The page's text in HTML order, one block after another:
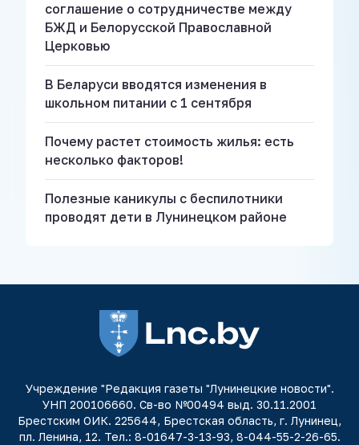
соглашение о сотрудничестве между
БЖД и Белорусской Православной
Церковью
В Беларуси вводятся изменения в
школьном питании с 1 сентября
Почему растет стоимость жилья: есть
несколько факторов!
Полезные каникулы с беспилотники
проводят дети в Лунинецком районе
Учреждение "Редакция газеты "Лунинецкие новости".
УНП 200106660. Св-во №00494 выд. 30.11.2001
Брестским ОИК. 225644, Брестская область, г. Лунинец,
пл. Ленина, 12. Тел.: 8-01647-3-13-93, 8-044-55-2-26-65.